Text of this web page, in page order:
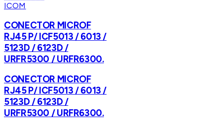
ICOM
CONECTOR MICROF
RJ45 P/ ICF5013 / 6013 /
5123D / 6123D /
URFR5300 / URFR6300.
CONECTOR MICROF
RJ45 P/ ICF5013 / 6013 /
5123D / 6123D /
URFR5300 / URFR6300.